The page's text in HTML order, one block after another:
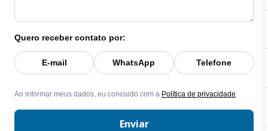
Quero receber contato por:
E-mail WhatsApp Telefone
Ao informar meus dados, eu concordo com a Política de privacidade
Enviar